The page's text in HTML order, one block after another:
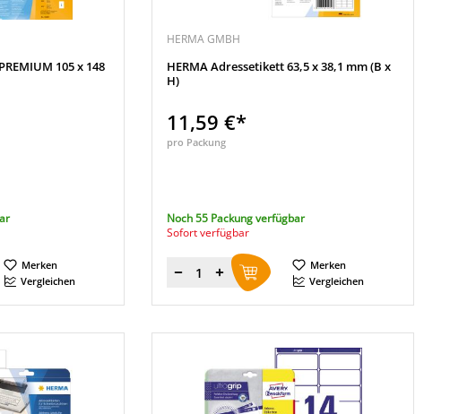
105 x 148
Merken
Vergleichen
HERMA GMBH
HERMA Adressetikett 63,5 x 38,1 mm (B x
H)
11,59 €*
pro Packung
Noch 55 Packung verfügbar
Sofort verfügbar
Menge
Merken
Vergleichen